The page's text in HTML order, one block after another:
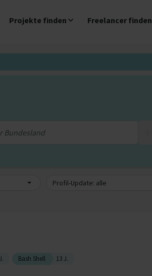
Projekte finden Freelancer finden
Profil-Update: alle
Bash Shell
13 J.